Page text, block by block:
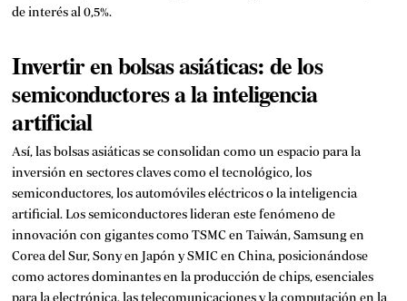
de interés al 0,5%.
Invertir en bolsas asiáticas: de los
semiconductores a la inteligencia
artificial
Así, las bolsas asiáticas se consolidan como un espacio para la
inversión ensectores clavescomo el tecnológico, los
semiconductores, los automóviles eléctricos o la inteligencia
artificial. Los semiconductores lideran este fenómeno de
innovación con gigantes como TSMC en Taiwán, Samsung en
Corea del Sur, Sony en Japón y SMIC en China, posicionándose
como actores dominantes en la producción de chips, esenciales
para la electrónica, las telecomunicaciones y la computación en la